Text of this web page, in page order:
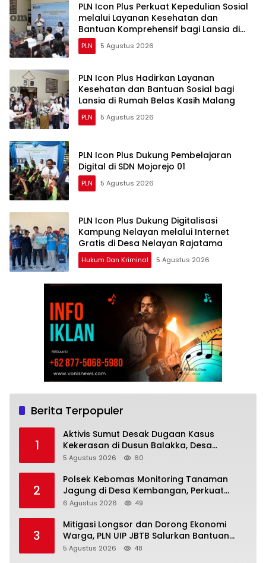
PLN Icon Plus Perkuat Kepedulian Sosial
melalui Layanan Kesehatan dan
Bantuan Komprehensif bagi Lansia di
Malang
PLN 5 Agustus 2026
PLN Icon Plus Hadirkan Layanan
Kesehatan dan Bantuan Sosial bagi
Lansia di Rumah Belas Kasih Malang
PLN 5 Agustus 2026
PLN Icon Plus Dukung Pembelajaran
Digital di SDN Mojorejo 01
PLN 5 Agustus 2026
PLN Icon Plus Dukung Digitalisasi
Kampung Nelayan melalui Internet
Gratis di Desa Nelayan Rajatama
Hukum Dan Kriminal 5 Agustus 2026
Berita Terpopuler
1
Aktivis Sumut Desak Dugaan Kasus
Kekerasan di Dusun Balakka, Desa
Gunung Malintang Diusut Tuntas
5 Agustus 2026 60
2
Polsek Kebomas Monitoring Tanaman
Jagung di Desa Kembangan, Perkuat
Dukungan Ketahanan Pangan Nasional
6 Agustus 2026 49
3
Mitigasi Longsor dan Dorong Ekonomi
Warga, PLN UIP JBTB Salurkan Bantuan
Konservasi 4.000 Pohon Aren Genjah Asal
5 Agustus 2026 48